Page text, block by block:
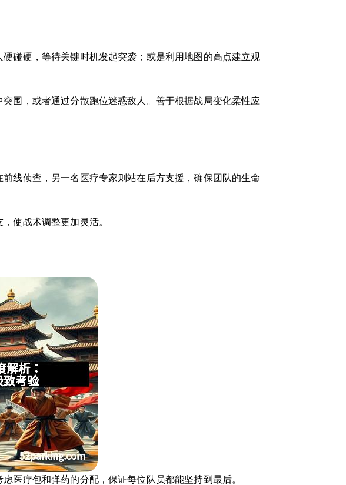
碰硬，等待关键时机发起突袭；或是利用地图的高点建立观
围，或者通过分散跑位迷惑敌人。善于根据战局变化柔性应
线侦查，另一名医疗专家则站在后方支援，确保团队的生命
使战术调整更加灵活。
医疗包和弹药的分配，保证每位队员都能坚持到最后。